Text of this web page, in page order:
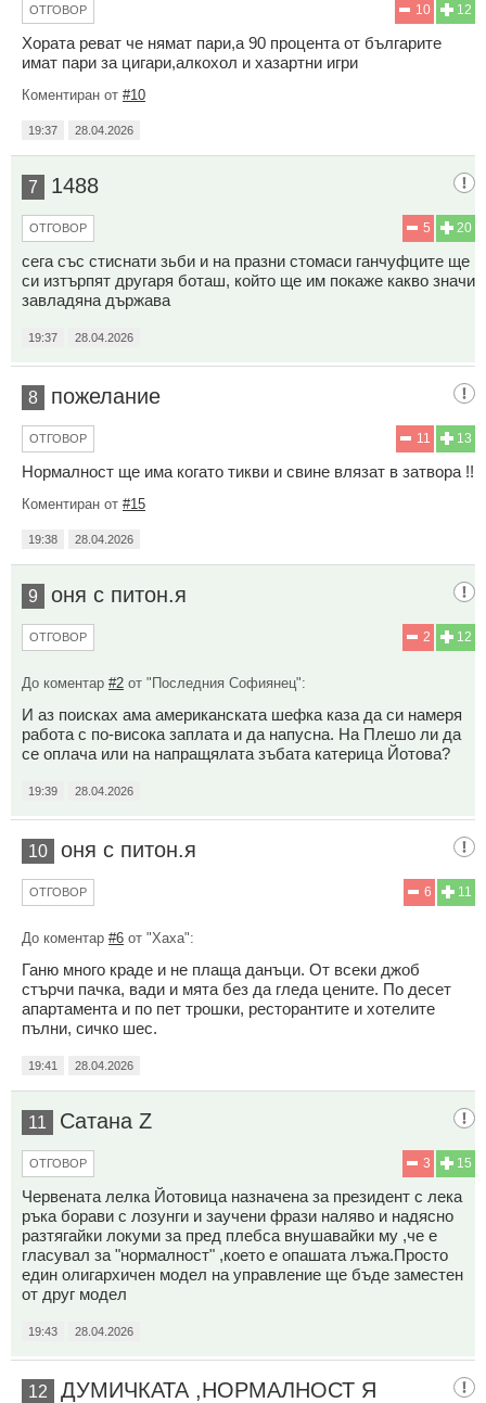
12
10
ОТГОВОР
Хората реват че нямат пари,а 90 процента от българите
имат пари за цигари,алкохол и хазартни игри
Коментиран от #10
19:37 28.04.2026
7 1488
20
5
ОТГОВОР
сега със стиснати зьби и на празни стомаси ганчуфците ще
си изтърпят другаря боташ, който ще им покаже какво значи
завладяна държава
19:37 28.04.2026
8 пожелание
13
11
ОТГОВОР
Нормалност ще има когато тикви и свине влязат в затвора !!
Коментиран от #15
19:38 28.04.2026
9 оня с питон.я
12
2
ОТГОВОР
До коментар #2 от "Последния Софиянец":
И аз поисках ама американската шефка каза да си намеря
работа с по-висока заплата и да напусна. На Плешо ли да
се оплача или на напращялата зъбата катерица Йотова?
19:39 28.04.2026
10 оня с питон.я
11
6
ОТГОВОР
До коментар #6 от "Хаха":
Ганю много краде и не плаща данъци. От всеки джоб
стърчи пачка, вади и мята без да гледа цените. По десет
апартамента и по пет трошки, ресторантите и хотелите
пълни, сичко шес.
19:41 28.04.2026
11 Сатана Z
15
3
ОТГОВОР
Червената лелка Йотовица назначена за президент с лека
ръка борави с лозунги и заучени фрази наляво и надясно
разтягайки локуми за пред плебса внушавайки му ,че е
гласувал за "нормалност" ,което е опашата лъжа.Просто
един олигархичен модел на управление ще бъде заместен
от друг модел
19:43 28.04.2026
12 ДУМИЧКАТА ,НОРМАЛНОСТ Я